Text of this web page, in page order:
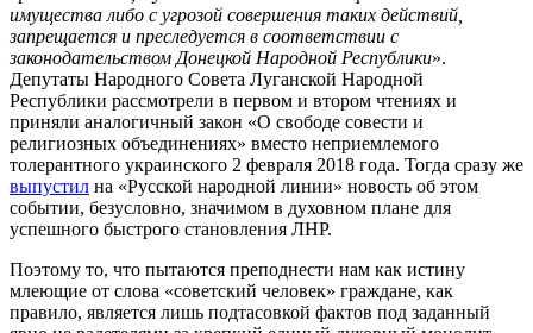
имущества либо с угрозой совершения таких действий,
запрещается и преследуется в соответствии с
законодательством Донецкой Народной Республики».
Депутаты Народного Совета Луганской Народной
Республики рассмотрели в первом и втором чтениях и
приняли аналогичный закон «О свободе совести и
религиозных объединениях» вместо неприемлемого
толерантного украинского 2 февраля 2018 года. Тогда сразу же
выпустил на «Русской народной линии» новость об этом
событии, безусловно, значимом в духовном плане для
успешного быстрого становления ЛНР.
Поэтому то, что пытаются преподнести нам как истину
млеющие от слова «советский человек» граждане, как
правило, является лишь подтасовкой фактов под заданный